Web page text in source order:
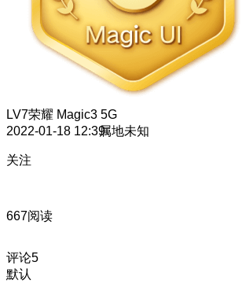
LV7荣耀 Magic3 5G
2022-01-18 12:39属地未知
关注
667阅读
评论5
默认